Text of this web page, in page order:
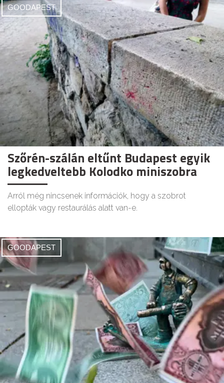
GOODAPEST
Szőrén-szálán eltűnt Budapest egyik
legkedveltebb Kolodko miniszobra
Arról még nincsenek információk, hogy a szobrot
ellopták vagy restaurálás alatt van-e.
GOODAPEST